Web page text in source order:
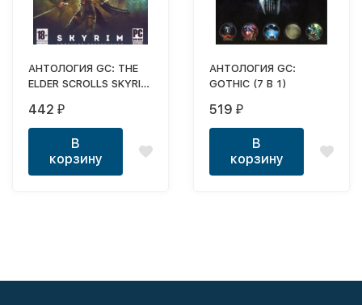
АНТОЛОГИЯ GC: THE
ELDER SCROLLS SKYRIM
442 ₽
В
корзину
АНТОЛОГИЯ GC:
GOTHIC (7 В 1)
519 ₽
В
корзину